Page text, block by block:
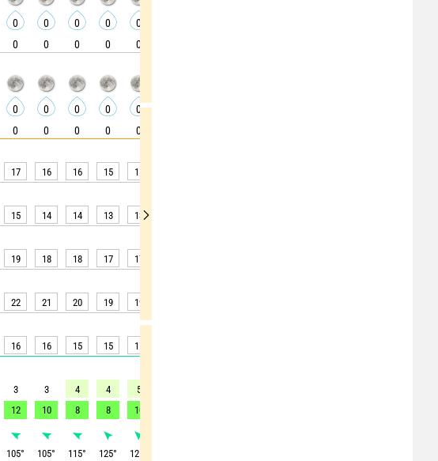
0 0 0 0 0
0 0 0 0 0
0 0 0 0 0
0 0 0 0 0
17 16 16 15 15
15 14 14 13 13
19 18 18 17 17
22 21 20 19 19
16 16 15 15 15
3 3 4 4 5
12 10 8 8 10
105° 105° 115° 125° 125